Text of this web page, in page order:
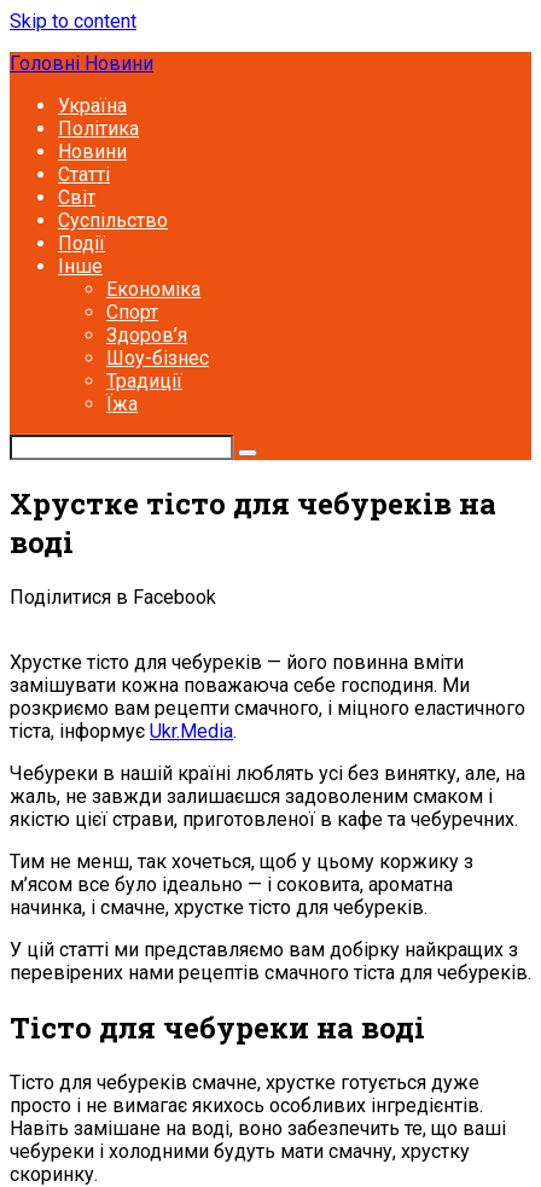
Skip to content
Головні Новини
Україна
Політика
Новини
Статті
Світ
Суспільство
Події
Інше
Економіка
Спорт
Здоров’я
Шоу-бізнес
Традиції
Їжа
Хрустке тісто для чебуреків на
воді
Поділитися в Facebook
Хрустке тісто для чебуреків — його повинна вміти
замішувати кожна поважаюча себе господиня. Ми
розкриємо вам рецепти смачного, і міцного еластичного
тіста, інформує Ukr.Media.
Чебуреки в нашій країні люблять усі без винятку, але, на
жаль, не завжди залишаєшся задоволеним смаком і
якістю цієї страви, приготовленої в кафе та чебуречних.
Тим не менш, так хочеться, щоб у цьому коржику з
м’ясом все було ідеально — і соковита, ароматна
начинка, і смачне, хрустке тісто для чебуреків.
У цій статті ми представляємо вам добірку найкращих з
перевірених нами рецептів смачного тіста для чебуреків.
Тісто для чебуреки на воді
Тісто для чебуреків смачне, хрустке готується дуже
просто і не вимагає якихось особливих інгредієнтів.
Навіть замішане на воді, воно забезпечить те, що ваші
чебуреки і холодними будуть мати смачну, хрустку
скоринку.